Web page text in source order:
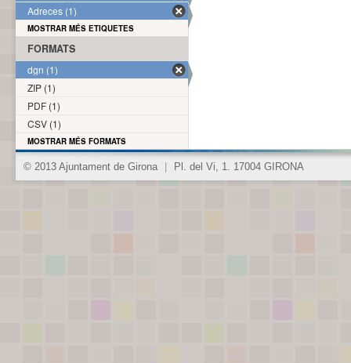
Adreces (1)
MOSTRAR MÉS ETIQUETES
FORMATS
dgn (1)
ZIP (1)
PDF (1)
CSV (1)
MOSTRAR MÉS FORMATS
© 2013 Ajuntament de Girona Pl. del Vi, 1. 17004 GIRONA